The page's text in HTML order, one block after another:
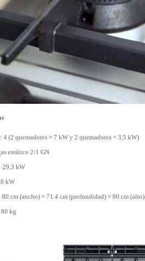
4 (2 quemadores × 7 kW y 2 quemadores × 3.5 kW)
estático 2/1 GN
29,3 kW
kW
80 cm (ancho) × 71.4 cm (profundidad) × 90 cm (alto)
kg